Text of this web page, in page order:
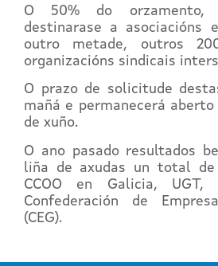
O 50% do orzamento,
destinarase a asociacións
outro metade, outros
organizacións sindicais
O prazo de solicitude
mañá e permanecerá
de xuño.
O ano pasado resultados
liña de axudas un total de
CCOO en Galicia,
Confederación de
(CEG).